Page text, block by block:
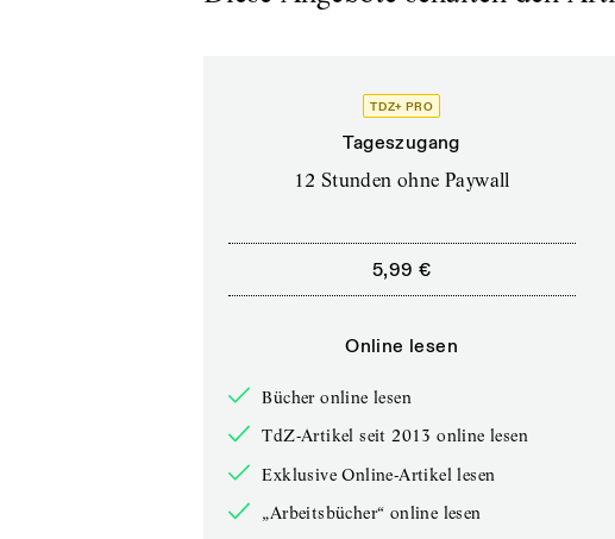
TDZ+ PRO
Tageszugang
12 Stunden ohne Paywall
5,99 €
Online lesen
Bücher online lesen
TdZ-Artikel seit 2013 online lesen
Exklusive Online-Artikel lesen
„Arbeitsbücher“ online lesen